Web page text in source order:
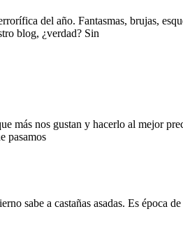
del año. Fantasmas, brujas,
blog, ¿verdad? Sin
más nos gustan y hacerlo al mejor
pasamos
sabe a castañas asadas. Es época